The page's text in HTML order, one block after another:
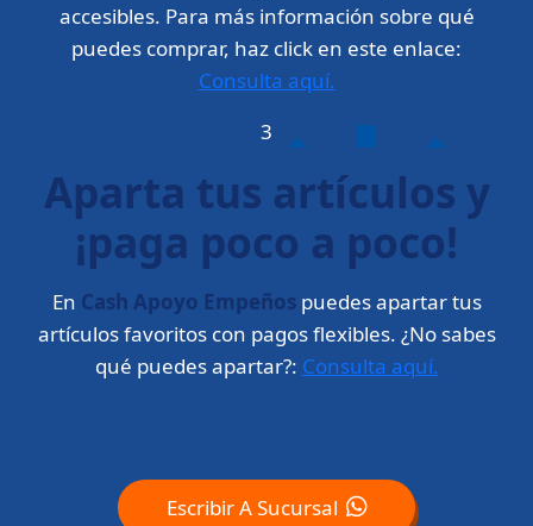
accesibles. Para más información sobre qué
puedes comprar, haz click en este enlace:
Consulta aquí.
3
Aparta tus artículos y
¡paga poco a poco!
En Cash Apoyo Empeñospuedes apartar tus
artículos favoritos con pagos flexibles. ¿No sabes
qué puedes apartar?: Consulta aquí.
Escribir A Sucursal